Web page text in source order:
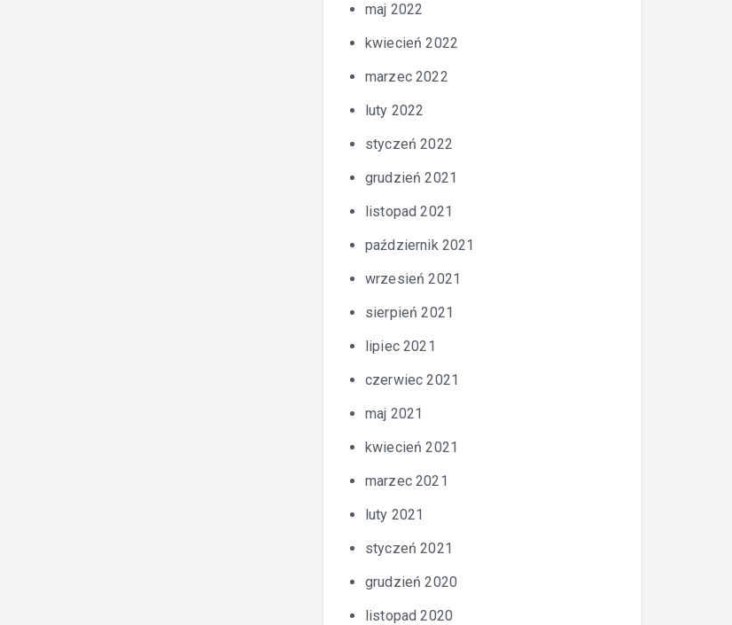
maj 2022
kwiecień 2022
marzec 2022
luty 2022
styczeń 2022
grudzień 2021
listopad 2021
październik 2021
wrzesień 2021
sierpień 2021
lipiec 2021
czerwiec 2021
maj 2021
kwiecień 2021
marzec 2021
luty 2021
styczeń 2021
grudzień 2020
listopad 2020